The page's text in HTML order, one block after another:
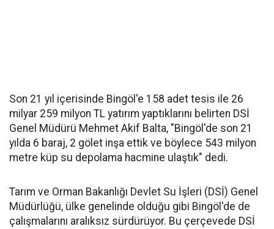
Son 21 yıl içerisinde Bingöl'e 158 adet tesis ile 26
milyar 259 milyon TL yatırım yaptıklarını belirten DSİ
Genel Müdürü Mehmet Akif Balta, "Bingöl'de son 21
yılda 6 baraj, 2 gölet inşa ettik ve böylece 543 milyon
metre küp su depolama hacmine ulaştık" dedi.
Tarım ve Orman Bakanlığı Devlet Su İşleri (DSİ) Genel
Müdürlüğü, ülke genelinde olduğu gibi Bingöl'de de
çalışmalarını aralıksız sürdürüyor. Bu çerçevede DSİ